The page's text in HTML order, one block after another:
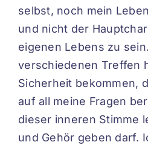
selbst, noch mein
und nicht der
eigenen Lebens zu
verschiedenen Treffen
Sicherheit bekommen,
auf all meine Fragen
dieser inneren Stimme
und Gehör geben darf.